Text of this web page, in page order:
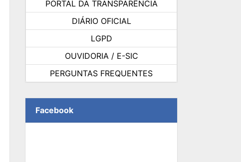
PORTAL DA TRANSPARÊNCIA
DIÁRIO OFICIAL
LGPD
OUVIDORIA / E-SIC
PERGUNTAS FREQUENTES
Facebook